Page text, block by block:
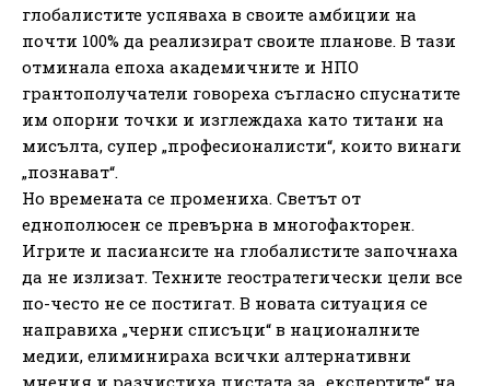
глобалистите успяваха в своите амбиции на
почти 100% да реализират своите планове. В тази
отминала епоха академичните и НПО
грантополучатели говореха съгласно спуснатите
им опорни точки и изглеждаха като титани на
мисълта, супер „професионалисти“, които винаги
„познават“.
Но времената се промениха. Светът от
еднополюсен се превърна в многофакторен.
Игрите и пасиансите на глобалистите започнаха
да не излизат. Техните геостратегически цели все
по-често не се постигат. В новата ситуация се
направиха „черни списъци“ в националните
медии, елиминираха всички алтернативни
мнения и разчистиха пистата за „експертите“ на